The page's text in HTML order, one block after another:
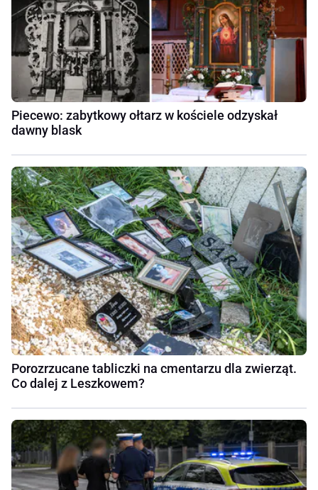
Piecewo: zabytkowy ołtarz w kościele odzyskał
dawny blask
Porozrzucane tabliczki na cmentarzu dla zwierząt.
Co dalej z Leszkowem?